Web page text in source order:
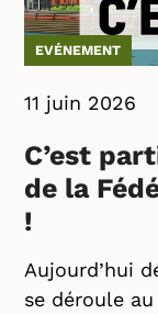
EVÉNEMENT
11 juin 2026
C’est
de la
!
Aujourd’hui
se déroule